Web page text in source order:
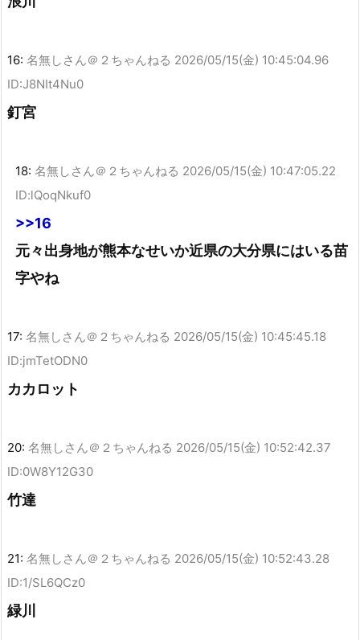
16: 名無しさん＠２ちゃんねる 2026/05/15(金) 10:45:04.96
ID:J8NIt4Nu0
釘宮
18: 名無しさん＠２ちゃんねる 2026/05/15(金) 10:47:05.22
ID:lQoqNkuf0
>>16
元々出身地が熊本なせいか近県の大分県にはいる苗
字やね
17: 名無しさん＠２ちゃんねる 2026/05/15(金) 10:45:45.18
ID:jmTetODN0
カカロット
20: 名無しさん＠２ちゃんねる 2026/05/15(金) 10:52:42.37
ID:0W8Y12G30
竹達
21: 名無しさん＠２ちゃんねる 2026/05/15(金) 10:52:43.28
ID:1/SL6QCz0
緑川